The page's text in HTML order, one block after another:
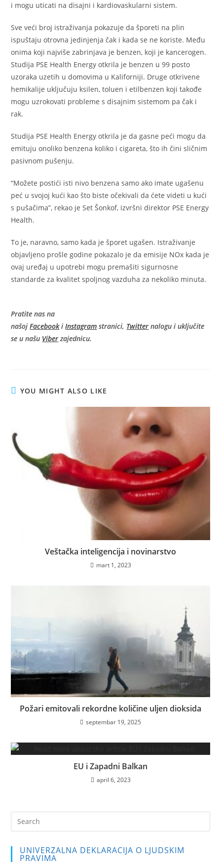
i mogu uticati na disajni i kardiovaskularni sistem.
Sve veći broj istraživanja pokazuje da šporeti na plin
ispuštaju otrovna jedinjenja čak i kada se ne koriste. Među
onima koji najviše zabrinjava je benzen, koji je kancerogen.
Studija PSE Health Energy otkrila je benzen u 99 posto
uzoraka uzetih u domovima u Kaliforniji. Druge otkrivene
hemikalije uključuju ksilen, toluen i etilbenzen koji takođe
mogu uzrokovati probleme s disajnim sistemom pa čak i
rak.
Studija PSE Health Energy otkrila je da gasne peći mogu da
emituju onoliko benzena koliko i cigareta, što ih čini sličnim
pasivnom pušenju.
“Možete postići isti nivo benzena samo ako imate ugašenu
peć u svojoj kući kao što biste očekivali da ćete videti u kući
s pušačima”, rekao je Set Šonkof, izvršni direktor PSE Energy
Health.
To je, naravno, samo kada je šporet ugašen. Istraživanje
objavljeno prošle godine pokazalo je da emisije NOx kada je
ovaj uređaj u upotrebi mogu premašiti sigurnosne
standarde za kvalitet spoljnog vazduha za nekoliko minuta.
Pratite nas na
našojFacebookiInstagram stranici, Twitter nalogui uključite
se u našu Viberzajednicu.
YOU MIGHT ALSO LIKE
Veštačka inteligencija i novinarstvo
mart 1, 2023
Požari emitovali rekordne količine uljen dioksida
septembar 19, 2025
EU i Zapadni Balkan
april 6, 2023
UNIVERZALNA DEKLARACIJA O LJUDSKIM
PRAVIMA